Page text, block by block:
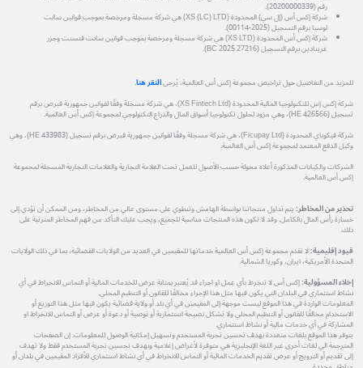
رقم (20200000339).
شركة إكس أس (إل سي) المحدودة (XS (LC) LTD) هي شركة مسجلة ومرخصة بموجب قوانين سانت
لوسيا برقم التسجيل (2025-00114).
شركة إكس أس المحدودة (XS LTD) هي شركة مسجلة ومرخصة بموجب قوانين سانت فنسنت وجزر
غرينادين برقم التسجيل (27216 BC 2025).
للمزيد من التفاصيل حول تراخيص مجموعة إكس أس العالمية، يُرجىالنقر هنا.
شركة إكس إس للتكنولوجيا المالية المحدودة (XS Fintech Ltd)، هي شركة مسجلة وفقًا لقوانين جمهورية قبرص برقم
تسجيل (HE 426566)، وهي مزود لحلول تكنولوجيا أسواق المال والذراع التكنولوجي لمجموعة إكس أس العالمية.
شركة فيكوباي المحدودة (Ficupay Ltd)، هي شركة مسجلة وفقًا لقوانين جمهورية قبرص برقم تسجيل (HE 433983)، وهي
وكيل الدفع المعتمد لمجموعة إكس أس العالمية.
الشركات والكيانات المذكورة أعلاه مخولة حسب الأصول للعمل تحت العلامة التجارية والعلامات التجارية المسجلة لمجموعة
إكس أس العالمية.
تحذير من المخاطر:يتم تداول منتجاتنا بواسطة الهامش وتنطوي على مستوى عالي من المخاطر، ومن الممكن أن تؤدي إلى
خسارة رأس المال بالكامل. وقد لا تكون هذه المنتجات مناسبة للجميع، ويجب عليك التأكد من فهم المخاطر المترتبة على
ذلك.
قيود إقليمية:لا تقدم مجموعة إكس أس العالمية خدماتها للمقيمين في العديد من الولايات القضائية، بما في ذلك الولايات
المتحدة الأمريكية، ايران، وكوريا الشمالية.
إخلاء المسؤولية:إكس أس لا تنخرط بأي عمل او اجراء قد يُعتبر بمثابة عرض للخدمات المالية أو التماس للانخراط في أي
نشاط استثماري في البلدان التي يكون فيها مثل هذا الإجراء مخالفًا للقانون أو التنظيم المحلي.
المعلومات الواردة في هذا الموقع ليست موجهة إلى المقيمين في أي بلد أو ولاية قضائية يكون فيها مثل هذا التوزيع أو
الاستخدام مخالفًا للقانون أو التنظيم المحلي ولا تشكل نصيحة استثمارية أو توصية أو دعوة أو عرض أو التماس للانخراط او
المشاركة في أي خدمات مالية أو نشاط استثماري.
يتوفر هذا الموقع بلغات متعددة بهدف تحسين تجربة المستخدم وتسهيل إمكانية الوصول للمعلومات. إن الصفحات
المترجمة الي لغات أخرى غير اللغة الإنجليزية هي متوفرة لأغراض إعلامية وبهدف تحسين تجربة المستخدم فقط ولا تهدف
إلى تقديم أو الترويج أو عرض تقديم الخدمات المالية أو التماس للانخراط في أي نشاط استثماري للأفراد المقيمين في بلدان أو